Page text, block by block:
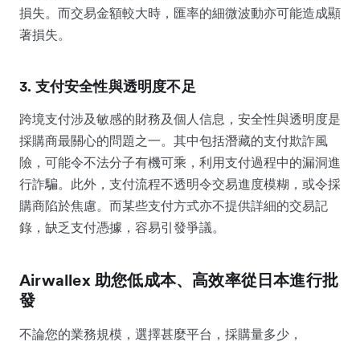
損失。而交易金額較大時，匯率的細微波動亦可能造成顯
著損失。
3. 支付安全性與透明度不足
跨境支付涉及敏感的財務及個人信息，安全性與透明度是
採購商最關心的問題之一。其中包括潛藏的支付欺詐風
險，可能令不法分子有機可乘，利用支付過程中的漏洞進
行詐騙。此外，支付流程不透明令交易進度模糊，或令採
購商陷於焦慮。而某些支付方式亦不提供詳細的交易記
錄，缺乏支付憑據，容易引發爭議。
Airwallex 助您低成本、高效率從日本進行批
發
不論您的業務規模，選擇甚麼平台，採購量多少，